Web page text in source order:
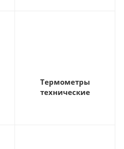
Термометры
технические